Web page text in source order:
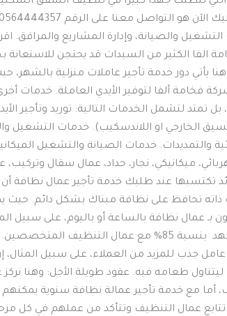
والصيانة، وإدارة المشاريع والمرافق. اقرأ
الفا الكثير من السيدات قد يحتجن للاستعانة
دور خدمة تأجير عاملات منزلية بالشهر،
فخامة ألفا لتوفير الأيدي العاملة. خدمات
لتشمل الخدمات التالية: توريد وتأجير
الخارجي او اللاندسكيب). خدمات
خدمات الصيانة والتشغيل
ميكانيكي، نجار، حداد، عمال سقال
تكتسبها عند طلبك خدمة تأجير عمال
تحافظ على نظافة مبناك بشكل دائم. حيث
بـ عمال نظافة بالساعة أو باليوم، على سبيل
غداء 6 ساعات، ويتسبب لك بالتعب والإرهاق، ستختصرين الوقت
جذب للمزيد من العملاء، على سبيل
طعامه فيه. عقود طويلة الأجل: وهنا نركز
أما مع خدمة تأجير عمالة نظافة سنوية
عمال التنظيف وتتأكد من عملهم في كل